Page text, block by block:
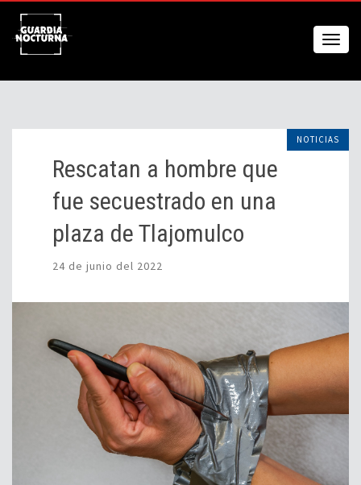
NOTICIAS
Rescatan a hombre que
fue secuestrado en una
plaza de Tlajomulco
24 de junio del 2022